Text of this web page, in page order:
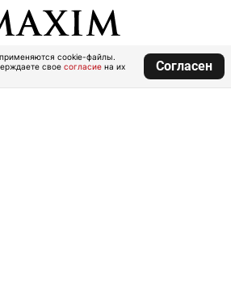
cookie-файлы.
свое согласие на их
Согласен